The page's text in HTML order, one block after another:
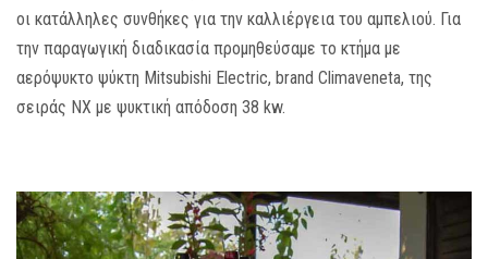
ΦΥΛΛΑΔΙΑ
ΕΥΚΑΙΡΙΕΣ ΕΡΓΑΣΙΑΣ
E-SHOP
οι κατάλληλες συνθήκες για την καλλιέργεια του αμπελιού. Για
την παραγωγική διαδικασία προμηθεύσαμε το κτήμα με
αερόψυκτο ψύκτη Mitsubishi Electric, brand Climaveneta, της
σειράς NX με ψυκτική απόδοση 38 kw.